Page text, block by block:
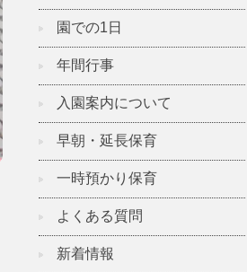
園での1日
年間行事
入園案内について
早朝・延長保育
一時預かり保育
よくある質問
新着情報